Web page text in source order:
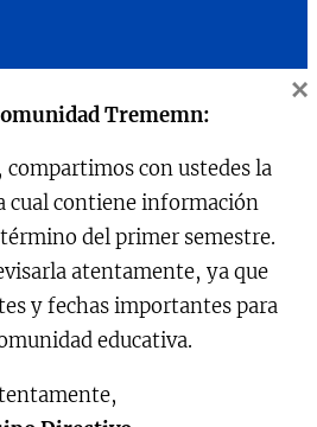
2025
Trememn
O´Higgins 431, Maipú
Trememn:
compartimos con ustedes la
cual contiene información
del primer semestre.
atentamente, ya que
y fechas importantes para
educativa.
×